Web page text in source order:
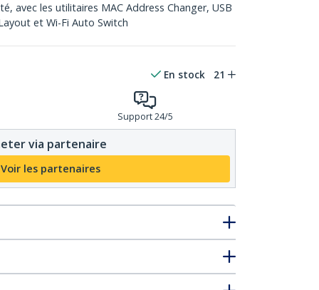
avec les utilitaires MAC Address Changer, USB
et Wi-Fi Auto Switch
En stock 21
Support 24/5
via partenaire
Voir les partenaires